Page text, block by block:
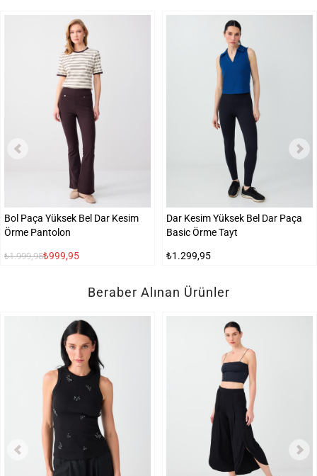
Bol Paça Yüksek Bel Dar Kesim
Örme Pantolon
₺1.999,95₺999,95
Dar Kesim Yüksek Bel Dar Paça
Basic Örme Tayt
₺1.299,95
Beraber Alınan Ürünler